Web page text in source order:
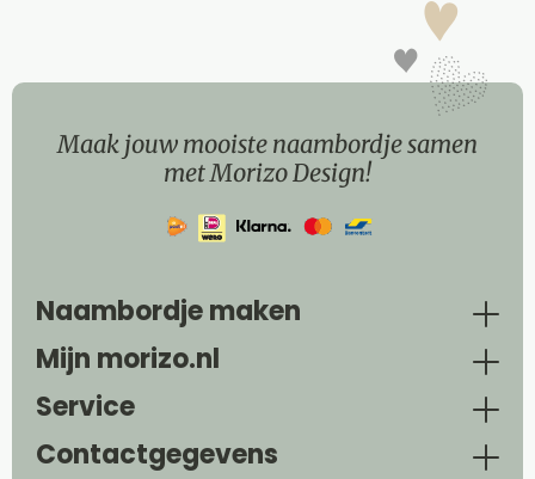
Maak jouw mooiste naambordje samen
met Morizo Design!
Naambordje maken
Mijn morizo.nl
Service
Contactgegevens